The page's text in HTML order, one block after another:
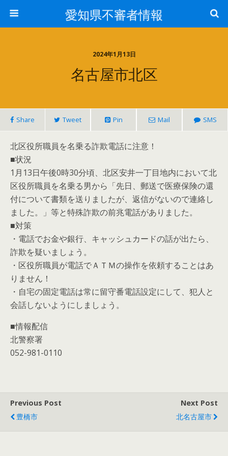
愛知県不審者情報
2024年1月13日
名古屋市北区
Share Tweet Pin Mail SMS
北区役所職員を名乗る詐欺電話に注意！
■状況
1月13日午後0時30分頃、北区安井一丁目地内において北
区役所職員を名乗る男から「先日、郵送で医療保険の還
付について書類を送りましたが、返信がないので連絡し
ました。」等と特殊詐欺の前兆電話がありました。
■対策
・電話でお金や銀行、キャッシュカードの話が出たら、
詐欺を疑いましょう。
・区役所職員が電話でＡＴＭの操作を依頼することはあ
りません！
・自宅の固定電話は常に留守番電話設定にして、犯人と
会話しないようにしましょう。
■情報配信
北警察署
052-981-0110
Previous Post
豊橋市
Next Post
北名古屋市